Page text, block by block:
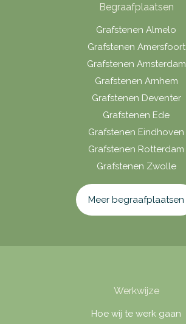
Begraafplaatsen
Grafstenen Almelo
Grafstenen Amersfoort
Grafstenen Amsterdam
Grafstenen Arnhem
Grafstenen Deventer
Grafstenen Ede
Grafstenen Eindhoven
Grafstenen Rotterdam
Grafstenen Zwolle
Meer begraafplaatsen
Werkwijze
Hoe wij te werk gaan